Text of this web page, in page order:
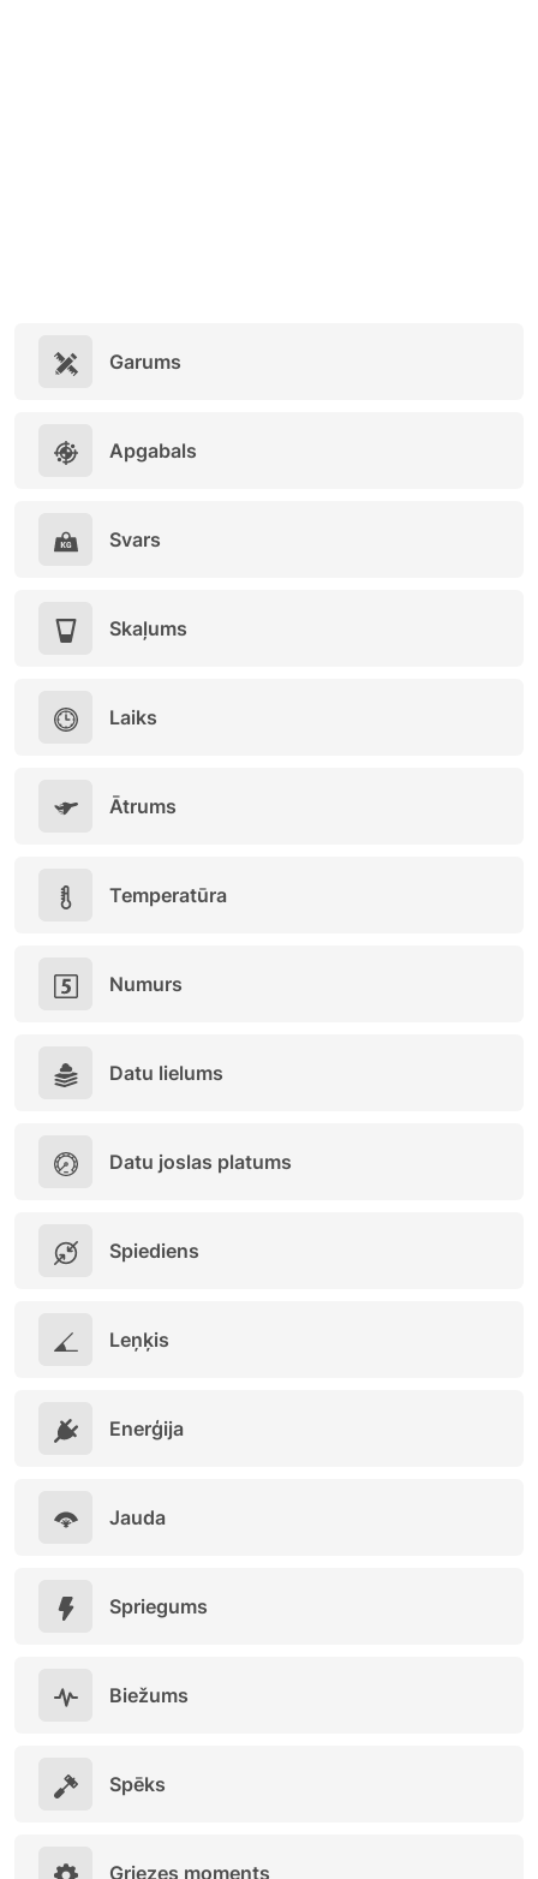
Garums
Apgabals
Svars
Skaļums
Laiks
Ātrums
Temperatūra
Numurs
Datu lielums
Datu joslas platums
Spiediens
Leņķis
Enerģija
Jauda
Spriegums
Biežums
Spēks
Griezes moments